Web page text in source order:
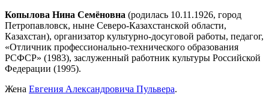
Копылова Нина Семёновна (родилась 10.11.1926, город
Петропавловск, ныне Северо-Казахстанской области,
Казахстан), организатор культурно-досуговой работы, педагог,
«Отличник профессионально-технического образования
РСФСР» (1983), заслуженный работник культуры Российской
Федерации (1995).
Жена Евгения Александровича Пульвера.